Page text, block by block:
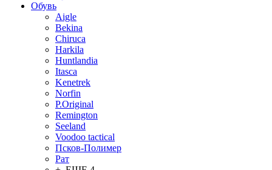
Обувь
Aigle
Bekina
Chiruсa
Harkila
Huntlandia
Itasca
Kenetrek
Norfin
P.Original
Remington
Seeland
Voodoo tactical
Псков-Полимер
Рат